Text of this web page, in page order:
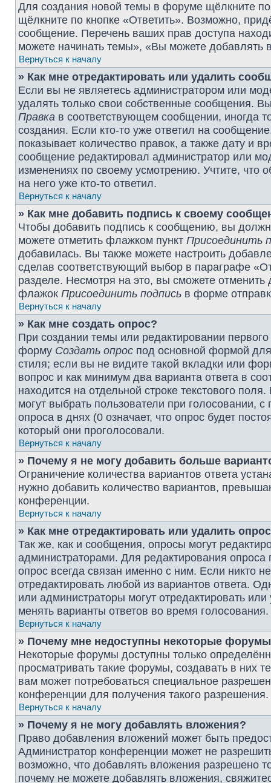
Для создания новой темы в форуме щёлкните
щёлкните по кнопке «Ответить». Возможно,
сообщение. Перечень ваших прав доступа
можете начинать темы», «Вы можете добавлять
Вернуться к началу
» Как мне отредактировать или удалить
Если вы не являетесь администратором или
удалять только свои собственные сообщения.
Правка в соответствующем сообщении, иногда
создания. Если кто-то уже ответил на
показывает количество правок, а также дату и
сообщение редактировал администратор или
изменениях по своему усмотрению. Учтите, что
на него уже кто-то ответил.
Вернуться к началу
» Как мне добавить подпись к своему
Чтобы добавить подпись к сообщению, вы
можете отметить флажком пункт Присоединить
добавилась. Вы также можете настроить
сделав соответствующий выбор в параграфе
разделе. Несмотря на это, вы сможете
флажок Присоединить подпись в форме
Вернуться к началу
» Как мне создать опрос?
При создании темы или редактировании
форму Создать опрос под основной формой
стиля; если вы не видите такой вкладки или
вопрос и как минимум два варианта ответа в
находится на отдельной строке текстового
могут выбрать пользователи при голосовании,
опроса в днях (0 означает, что опрос будет
который они проголосовали.
Вернуться к началу
» Почему я не могу добавить больше
Ограничение количества вариантов ответа
нужно добавить количество вариантов,
конференции.
Вернуться к началу
» Как мне отредактировать или удалить
Так же, как и сообщения, опросы могут
администраторами. Для редактирования
опрос всегда связан именно с ним. Если никто
отредактировать любой из вариантов ответа.
или администраторы могут отредактировать
менять варианты ответов во время голосования.
Вернуться к началу
» Почему мне недоступны некоторые
Некоторые форумы доступны только
просматривать такие форумы, создавать в них
вам может потребоваться специальное
конференции для получения такого разрешения.
Вернуться к началу
» Почему я не могу добавлять вложения?
Право добавления вложений может быть
Администратор конференции может не
возможно, что добавлять вложения разрешено
почему не можете добавлять вложения,